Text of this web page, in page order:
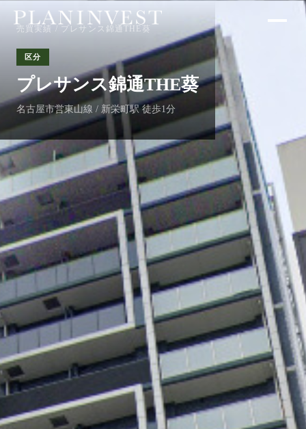
売買実績 / プレサンス錦通THE葵
区分
プレサンス錦通THE葵
名古屋市営東山線 / 新栄町駅 徒歩1分